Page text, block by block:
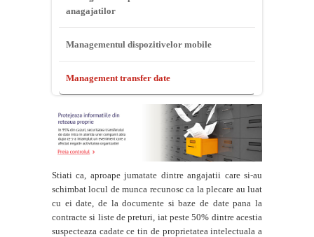
anagajatilor
Managementul dispozitivelor mobile
Management transfer date
Stiati ca, aproape jumatate dintre angajatii care si-au
schimbat locul de munca recunosc ca la plecare au luat
cu ei date, de la documente si baze de date pana la
contracte si liste de preturi, iat peste 50% dintre acestia
suspecteaza cadate ce tin de proprietatea intelectuala a